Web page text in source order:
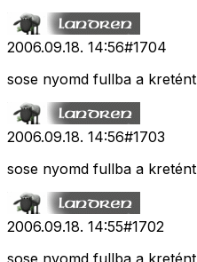
2006.09.18. 14:56#1704
sose nyomd fullba a kretént
2006.09.18. 14:56#1703
sose nyomd fullba a kretént
2006.09.18. 14:55#1702